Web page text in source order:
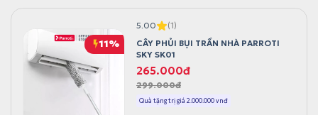
11%
5.00
(1)
CÂY PHỦI BỤI TRẦN NHÀ PARROTI
SKY SK01
299.000đ
G
i
á
265.000đ
G
i
áQuà tặng trị giá 2.000.000 vnđ